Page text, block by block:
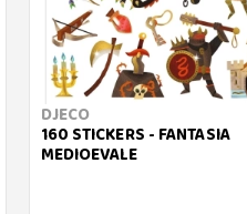
DJECO
160 STICKERS - FANTASIA
MEDIOEVALE